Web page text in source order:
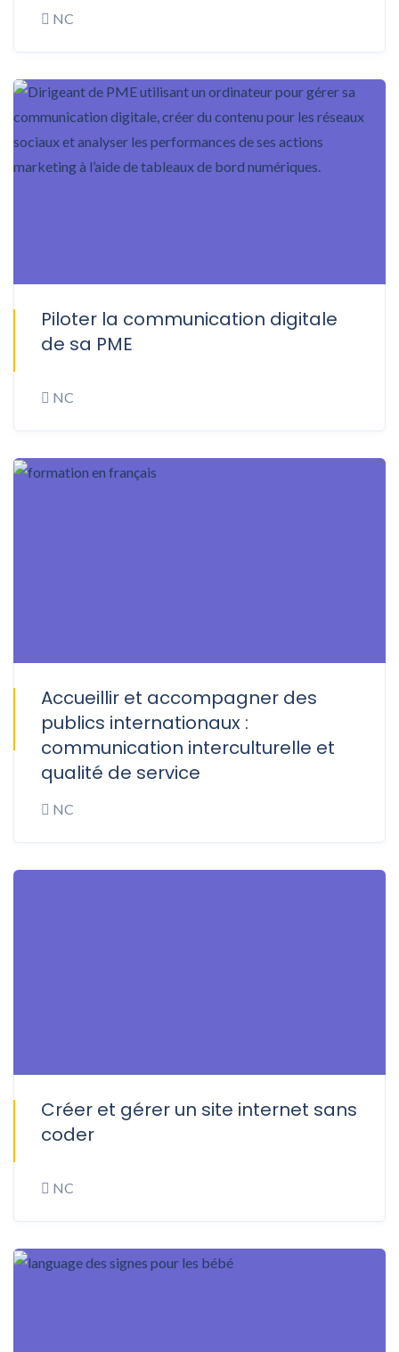
NC
Piloter la communication digitale
de sa PME
NC
Accueillir et accompagner des
publics internationaux :
communication interculturelle et
qualité de service
NC
Créer et gérer un site internet sans
coder
NC